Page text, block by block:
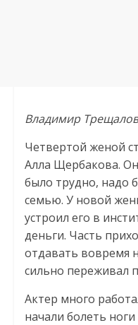
Владимир Трещалов
Четвертой женой
Алла Щербакова.
было трудно, надо
семью. У новой
устроил его в
деньги. Часть
отдавать вовремя
сильно переживал
Актер много
начали болеть